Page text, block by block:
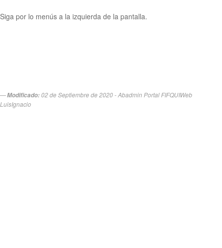
Siga por lo menús a la izquierda de la pantalla.
Modificado:02 de Septiembre de 2020 - Abadmin Portal FIFQUIWeb
LuisIgnacio